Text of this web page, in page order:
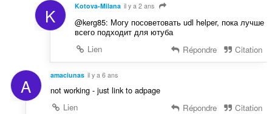
K Kotova-Milana il y a 2 ans
@kerg85: Могу посоветовать udl helper, пока лучше
всего подходит для ютуба
Lien
Répondre Citation
A amaciunas il y a 6 ans
not working - just link to adpage
Lien
Répondre Citation